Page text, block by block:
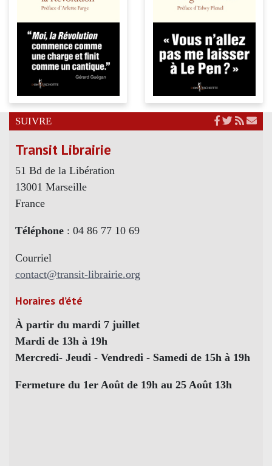
SUIVRE
Transit Librairie
51 Bd de la Libération
13001 Marseille
France
Téléphone : 04 86 77 10 69
Courriel
contact@transit-librairie.org
Horaires d’été
À partir du mardi 7 juillet
Mardi de 13h à 19h
Mercredi- Jeudi - Vendredi - Samedi de 15h à 19h
Fermeture du 1er Août de 19h au 25 Août 13h